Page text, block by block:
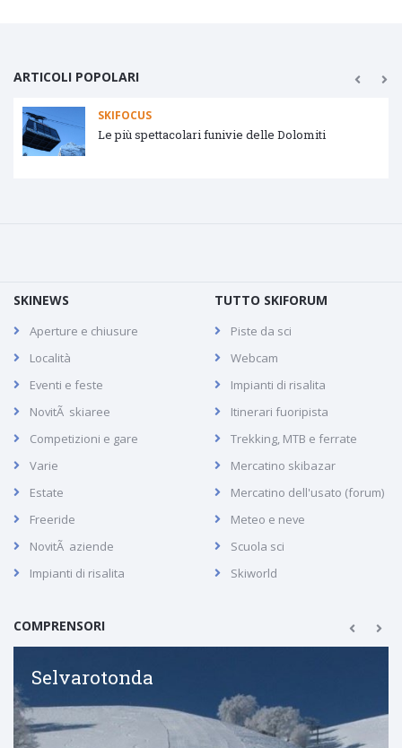
ARTICOLI POPOLARI
SKIFOCUS
Le più spettacolari funivie delle Dolomiti
SKINEWS
Aperture e chiusure
Località
Eventi e feste
NovitÃ skiaree
Competizioni e gare
Varie
Estate
Freeride
NovitÃ aziende
Impianti di risalita
TUTTO SKIFORUM
Piste da sci
Webcam
Impianti di risalita
Itinerari fuoripista
Trekking, MTB e ferrate
Mercatino skibazar
Mercatino dell'usato (forum)
Meteo e neve
Scuola sci
Skiworld
COMPRENSORI
Selvarotonda